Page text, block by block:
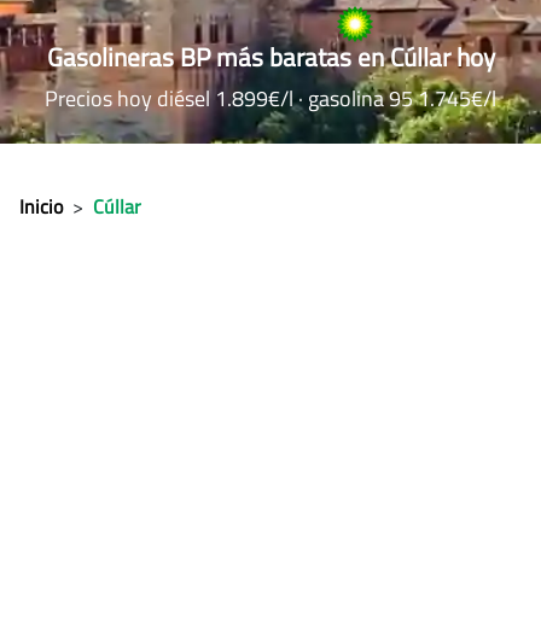
FAVORITAS
Gasolineras BP más baratas en Cúllar hoy
Precios hoy diésel 1.899€/l · gasolina 95 1.745€/l
Inicio > Cúllar